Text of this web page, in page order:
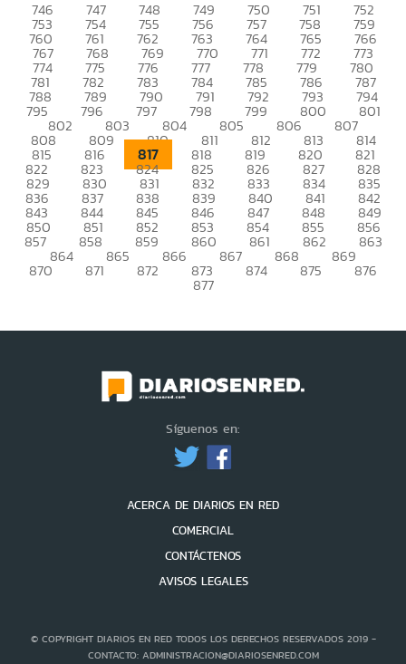
746 747 748 749 750 751 752
753 754 755 756 757 758 759
760 761 762 763 764 765 766
767 768 769 770 771 772 773
774 775 776 777 778 779 780
781 782 783 784 785 786 787
788 789 790 791 792 793 794
795 796 797 798 799 800 801
802 803 804 805 806 807
808 809 810 811 812 813 814
815 816 817 818 819 820 821
822 823 824 825 826 827 828
829 830 831 832 833 834 835
836 837 838 839 840 841 842
843 844 845 846 847 848 849
850 851 852 853 854 855 856
857 858 859 860 861 862 863
864 865 866 867 868 869
870 871 872 873 874 875 876
877
Síguenos en:
ACERCA DE DIARIOS EN RED
COMERCIAL
CONTÁCTENOS
AVISOS LEGALES
© COPYRIGHT DIARIOS EN RED TODOS LOS DERECHOS RESERVADOS 2019 -
CONTACTO: ADMINISTRACION@DIARIOSENRED.COM